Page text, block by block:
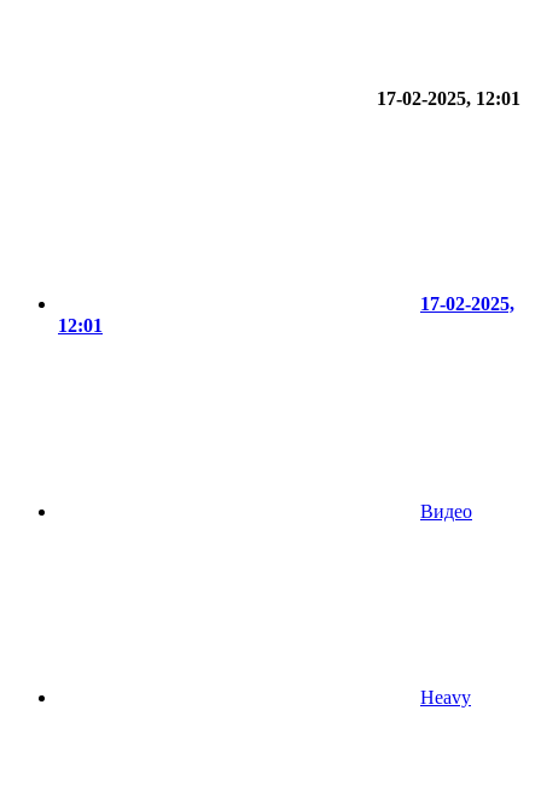
17-02-2025, 12:01
17-02-2025,
12:01
Видео
Heavy